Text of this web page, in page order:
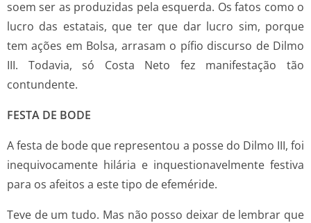
soem ser as produzidas pela esquerda. Os fatos como o
lucro das estatais, que ter que dar lucro sim, porque
tem ações em Bolsa, arrasam o pífio discurso de Dilmo
III. Todavia, só Costa Neto fez manifestação tão
contundente.
FESTA DE BODE
A festa de bode que representou a posse do Dilmo III, foi
inequivocamente hilária e inquestionavelmente festiva
para os afeitos a este tipo de efeméride.
Teve de um tudo. Mas não posso deixar de lembrar que